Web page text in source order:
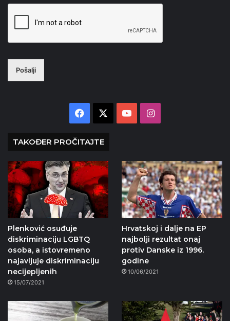
Pošalji
Facebook YouTubeInstagram
TAKOĐER PROČITAJTE
Plenković osuđuje
diskriminaciju LGBTQ
osoba, a istovremeno
najavljuje diskriminaciju
necijepljenih
15/07/2021
Hrvatskoj i dalje na EP
najbolji rezultat onaj
protiv Danske iz 1996.
godine
10/06/2021